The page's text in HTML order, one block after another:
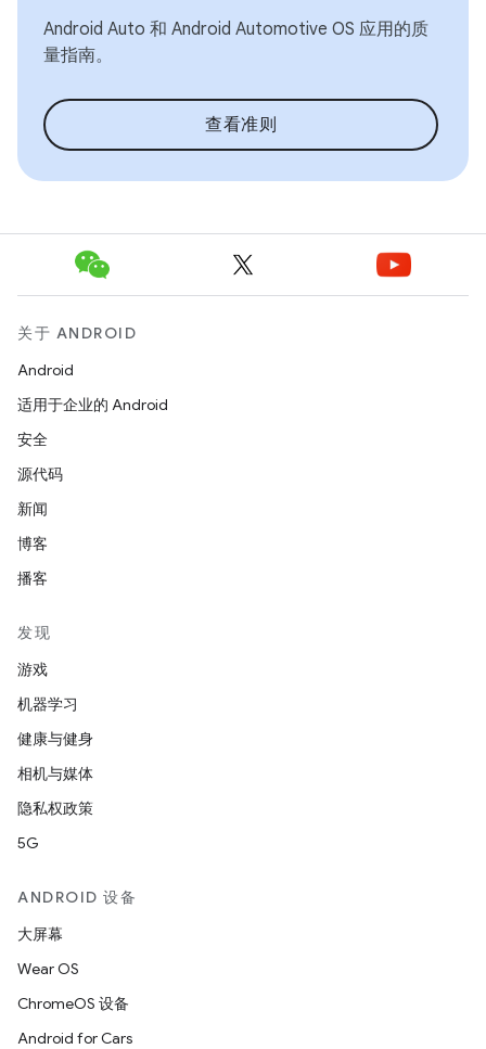
Android Auto 和 Android Automotive OS 应用的质
量指南。
查看准则
关于 ANDROID
Android
适用于企业的 Android
安全
源代码
新闻
博客
播客
发现
游戏
机器学习
健康与健身
相机与媒体
隐私权政策
5G
ANDROID 设备
大屏幕
Wear OS
ChromeOS 设备
Android for Cars